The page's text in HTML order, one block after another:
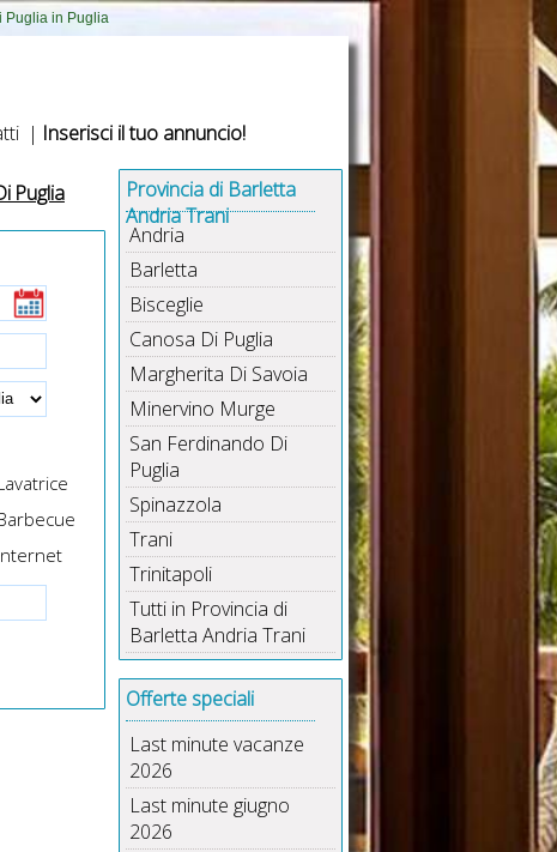
Puglia in Puglia
| Inserisci il tuo annuncio!
Puglia
Provincia di Barletta
Andria Trani
Andria
Barletta
Bisceglie
Canosa Di Puglia
Margherita Di Savoia
Minervino Murge
San Ferdinando Di
Puglia
Spinazzola
Trani
Trinitapoli
Tutti in Provincia di
Barletta Andria Trani
Offerte speciali
Last minute vacanze
2026
Last minute giugno
2026